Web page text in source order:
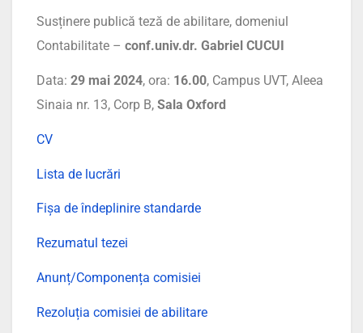
Susținere publică teză de abilitare, domeniul
Contabilitate – conf.univ.dr. Gabriel CUCUI
Data: 29 mai 2024, ora: 16.00, Campus UVT, Aleea
Sinaia nr. 13, Corp B, Sala Oxford
CV
Lista de lucrări
Fișa de îndeplinire standarde
Rezumatul tezei
Anunț/Componența comisiei
Rezoluția comisiei de abilitare